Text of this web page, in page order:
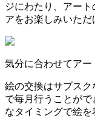
ジにわたり、アー
アをお楽しみいただ
気分に合わせてアー
絵の交換はサブス
で毎月行うことが
なタイミングで絵